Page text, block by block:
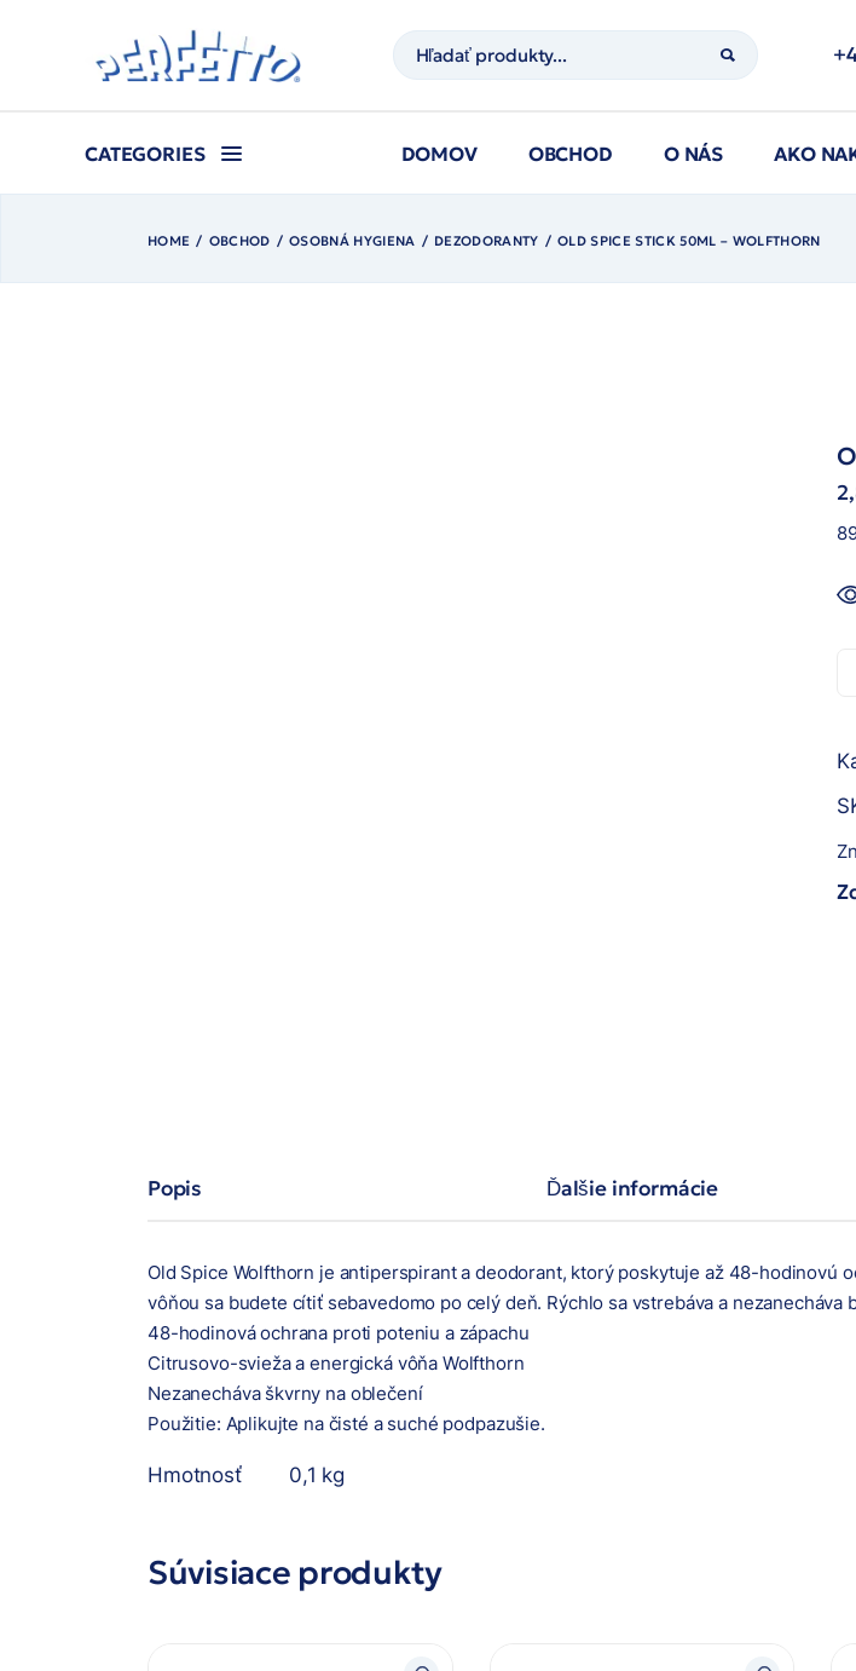
Hľadať
CATEGORIES DOMOV OBCHOD O NÁS AKO
HOME OBCHOD OSOBNÁ HYGIENA DEZODORANTY OLD SPICE STICK 50ML – WOLFTHORN
Popis Ďalšie informácie
Old Spice Wolfthorn je antiperspirant a deodorant, ktorý poskytuje až 48-hodinovú
vôňou sa budete cítiť sebavedomo po celý deň. Rýchlo sa vstrebáva a nezanecháva
48-hodinová ochrana proti poteniu a zápachu
Citrusovo-svieža a energická vôňa Wolfthorn
Nezanecháva škvrny na oblečení
Použitie: Aplikujte na čisté a suché podpazušie.
Hmotnosť 0,1 kg
Súvisiace produkty